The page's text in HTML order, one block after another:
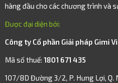
hàng đầu cho các chương trình và
Được đại diện bởi:
Công ty Cổ phần Giải pháp Gimi
Mã số thuế: 1801 671 435
107/8D Đường 3/2, P. Hưng Lợi, Q.